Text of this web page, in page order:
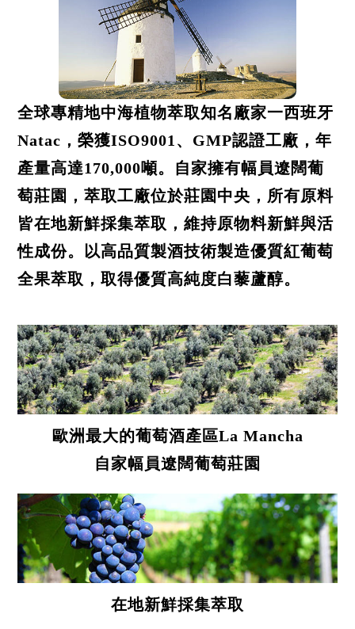
全球專精地中海植物萃取知名廠家一西班牙
Natac，榮獲ISO9001、GMP認證工廠，年
產量高達170,000噸。自家擁有幅員遼闊葡
萄莊園，萃取工廠位於莊園中央，所有原料
皆在地新鮮採集萃取，維持原物料新鮮與活
性成份。以高品質製酒技術製造優質紅葡萄
全果萃取，取得優質高純度白藜蘆醇。
歐洲最大的葡萄酒產區La Mancha
自家幅員遼闊葡萄莊園
在地新鮮採集萃取